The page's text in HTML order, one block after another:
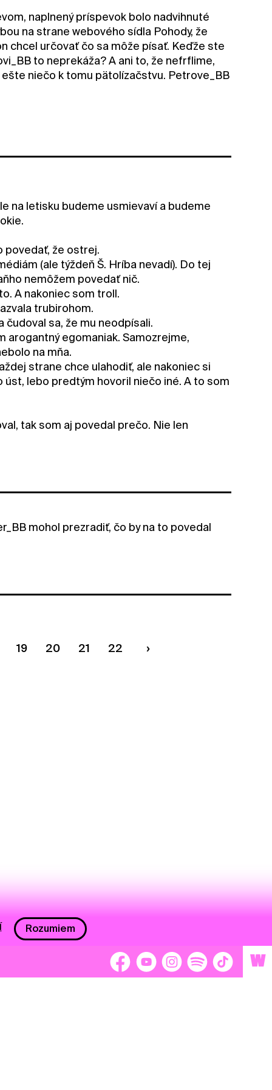
naplnený príspevok bolo nadvihnuté
na strane webového sídla Pohody, že
chcel určovať čo sa môže písať. Keďže ste
to neprekáža? A ani to, že nefrflime,
niečo k tomu pätolízačstvu. Petrove_BB
na letisku budeme usmievaví a budeme
povedať, že ostrej.
(ale týždeň Š. Hríba nevadí). Do tej
nemôžem povedať nič.
A nakoniec som troll.
trubirohom.
sa, že mu neodpísali.
arogantný egomaniak. Samozrejme,
na mňa.
strane chce ulahodiť, ale nakoniec si
lebo predtým hovoril niečo iné. A to som
tak som aj povedal prečo. Nie len
mohol prezradiť, čo by na to povedal
19 20 21 22
W
Rozumiem